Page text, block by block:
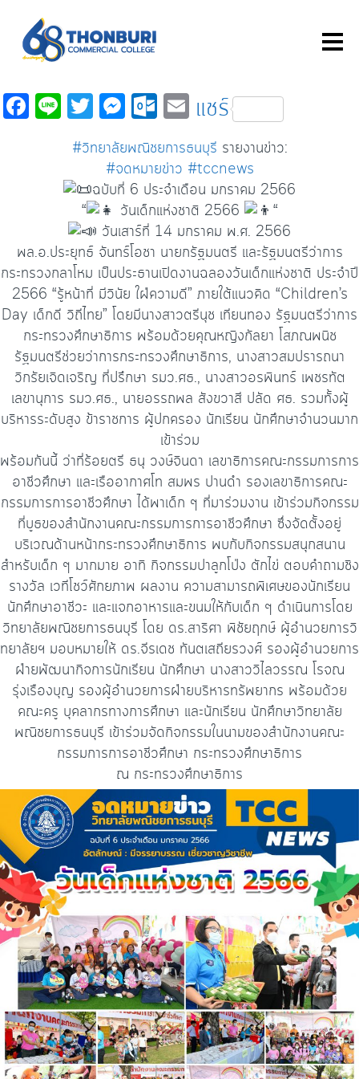
Fa
k
Li
e
T
tt
er
M
se
n
ge
r
O
lo
o
k.
c
o
m
E
ail
แชร์
#วิทยาลัยพณิชยการธนบุรี รายงานข่าว:
#จดหมายข่าว #tccnews
ฉบับที่ 6 ประจำเดือน มกราคม 2566
“
วันเด็กแห่งชาติ 2566
“
วันเสาร์ที่ 14 มกราคม พ.ศ. 2566
พล.อ.ประยุทธ์ จันทร์โอชา นายกรัฐมนตรี และรัฐมนตรีว่าการ
กระทรวงกลาโหม เป็นประธานเปิดงานฉลองวันเด็กแห่งชาติ ประจำปี
2566 “รู้หน้าที่ มีวินัย ใฝ่ความดี” ภายใต้แนวคิด “Children’s
Day เด็กดี วิถีไทย” โดยมีนางสาวตรีนุช เทียนทอง รัฐมนตรีว่าการ
กระทรวงศึกษาธิการ พร้อมด้วยคุณหญิงกัลยา โสภณพนิช​
รัฐมนตรีช่วยว่าการกระทรวงศึกษาธิการ, นางสาวสมปรารถนา
วิกรัยเจิดเจริญ ที่ปรึกษา รมว.ศธ., นางสาวอรพินทร์ เพชรทัต
เลขานุการ รมว.ศธ., นายอรรถพล สังขวาสี ปลัด ศธ. รวมทั้งผู้
บริหารระดับสูง ข้าราชการ ผู้ปกครอง นักเรียน นักศึกษาจำนวนมาก
เข้าร่วม
พร้อมกันนี้ ว่าที่ร้อยตรี ธนุ วงษ์จินดา เลขาธิการคณะกรรมการการ
อาชีวศึกษา และเรืออากาศโท สมพร ปานดำ รองเลขาธิการคณะ
กรรมการการอาชีวศึกษา ได้พาเด็ก ๆ ที่มาร่วมงาน เข้าร่วมกิจกรรม
ที่บูธของสำนักงานคณะกรรมการการอาชีวศึกษา ซึ่งจัดตั้งอยู่
บริเวณด้านหน้ากระทรวงศึกษาธิการ พบกับกิจกรรมสนุกสนาน
สำหรับเด็ก ๆ มากมาย อาทิ กิจกรรมปาลูกโป่ง ตักไข่ ตอบคำถามชิง
รางวัล เวทีโชว์ศักยภาพ ผลงาน ความสามารถพิเศษของนักเรียน
นักศึกษาอาชีวะ และแจกอาหารและขนมให้กับเด็ก ๆ ดำเนินการโดย
วิทยาลัยพณิชยการธนบุรี โดย ดร.สาริศา พิชัยฤกษ์ ผู้อำนวยการวิ
ทยาลัยฯ มอบหมายให้ ดร.จีรเดช ทันตเสถียรวงศ์ รองผู้อำนวยการ
ฝ่ายพัฒนากิจการนักเรียน นักศึกษา นางสาววิไลวรรณ โรจณ
รุ่งเรืองบุญ รองผู้อำนวยการฝ่ายบริหารทรัพยากร พร้อมด้วย
คณะครู บุคลากรทางการศึกษา และนักเรียน นักศึกษาวิทยาลัย
พณิชยการธนบุรี เข้าร่วมจัดกิจกรรมในนามของสำนักงานคณะ
กรรมการการอาชีวศึกษา กระทรวงศึกษาธิการ
ณ กระทรวงศึกษาธิการ